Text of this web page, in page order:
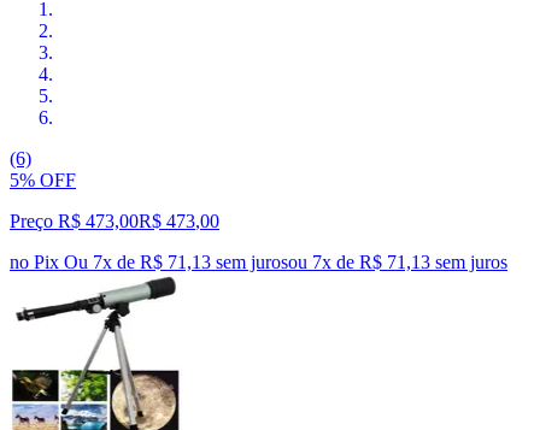
(6)
5% OFF
Preço R$ 473,00R$ 473,00
no Pix Ou 7x de R$ 71,13 sem jurosou 7x de R$ 71,13 sem juros